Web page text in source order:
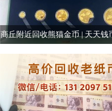
商丘附近回收熊猫金币 | 天天钱
回收，行业高价回收当场